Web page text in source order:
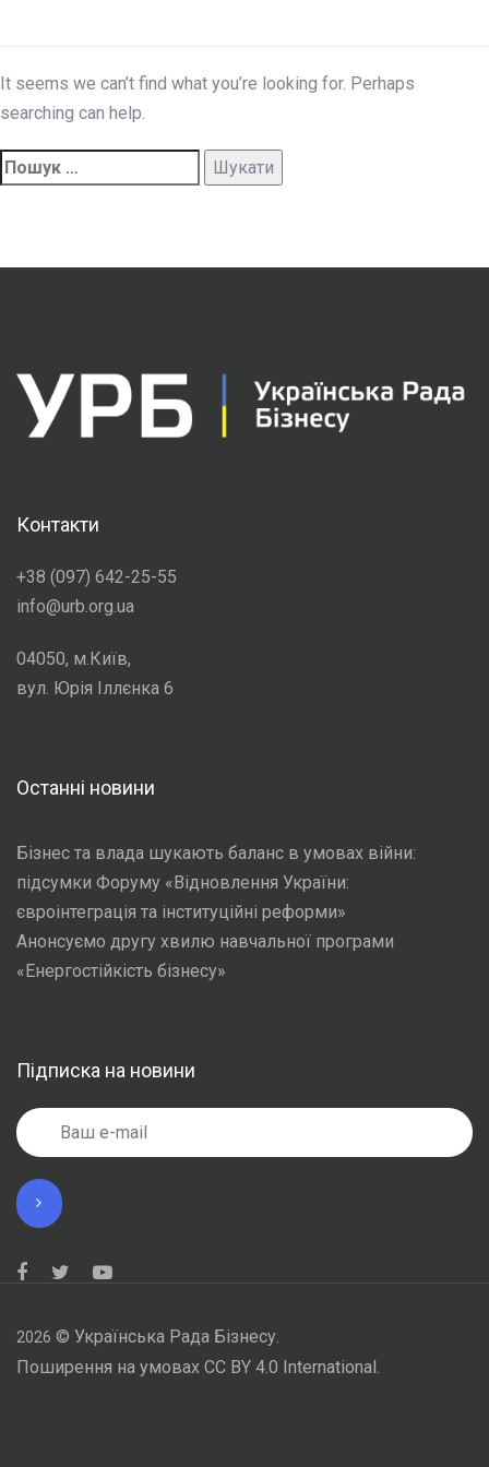
It seems we can’t find what you’re looking for. Perhaps
searching can help.
Контакти
+38 (097) 642-25-55
info@urb.org.ua
04050, м.Київ,
вул. Юрія Іллєнка 6
Останні новини
Бізнес та влада шукають баланс в умовах війни:
підсумки Форуму «Відновлення України:
євроінтеграція та інституційні реформи»
Анонсуємо другу хвилю навчальної програми
«Енергостійкість бізнесу»
Підписка на новини
2026 © Українська Рада Бізнесу.
Поширення на умовах CC BY 4.0 International.